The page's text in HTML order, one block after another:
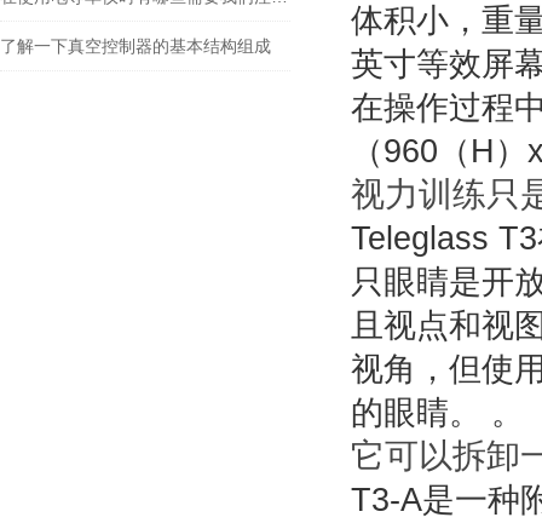
了解一下真空控制器的基本结构组成
体积小，重
英寸等效屏
在操作过程
（960（H
视力训练只
Teleglass
只眼睛是开
且视点和视
视角，但使
的眼睛。 。
它可以拆卸
T3-A是一种